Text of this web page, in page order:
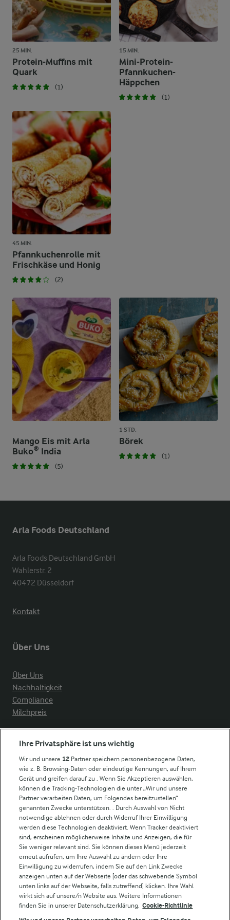
25 MIN.
Protein-Muffins mit
Quark
(1)
15 MIN.
Mini-Protein-
Pfannkuchen-
Häppchen
(1)
45 MIN.
Pfannkuchenrolle mit
Frischkäse und Honig
(2)
Mango Eis mit Arla
Buko® India
(5)
1 STD.
Börek
(1)
Arla Foods Deutschland
Arla Foods Deutschland GmbH
Wahlerstr. 2
40472 Düsseldorf
Kontakt
Über Uns
Über Uns
Nachhaltigkeit
Compliance
Milchpreis
Weitere Arla Websites
Castello
Lurpak
Arla Pro
Für unsere Landwirt:innen
Folge uns!
Ihre Privatsphäre ist uns wichtig
Wir und unsere 12 Partner speichern personenbezogene Daten,
wie z. B. Browsing-Daten oder eindeutige Kennungen, auf Ihrem
Gerät und greifen darauf zu . Wenn Sie Akzeptieren auswählen,
können die Tracking-Technologien die unter „Wir und unsere
Partner verarbeiten Daten, um Folgendes bereitzustellen“
genannten Zwecke unterstützen. . Durch Auswahl von Nicht
notwendige ablehnen oder durch Widerruf Ihrer Einwilligung
werden diese Technologien deaktiviert. Wenn Tracker deaktiviert
sind, erscheinen möglicherweise Inhalte und Anzeigen, die für
Sie weniger relevant sind. Sie können dieses Menü jederzeit
erneut aufrufen, um Ihre Auswahl zu ändern oder Ihre
Einwilligung zu widerrufen, indem Sie auf den Link Zwecke
anzeigen unten auf der Webseite [oder das schwebende Symbol
unten links auf der Webseite, falls zutreffend] klicken. Ihre Wahl
wirkt sich auf unsere/n Website aus. Weitere Informationen
finden Sie in unserer Datenschutzerklärung. Cookie-Richtlinie